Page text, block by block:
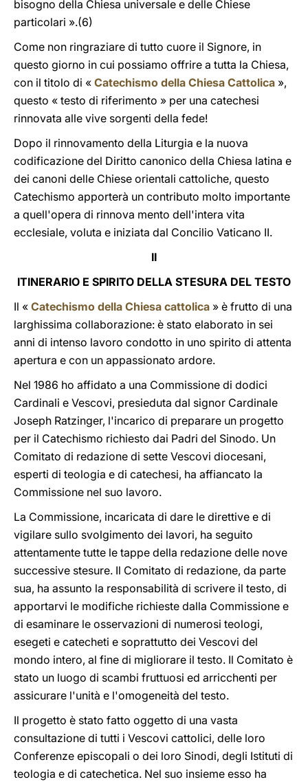
bisogno della Chiesa universale e delle Chiese
particolari ».(6)
Come non ringraziare di tutto cuore il Signore, in
questo giorno in cui possiamo offrire a tutta la Chiesa,
con il titolo di « Catechismo della Chiesa Cattolica »,
questo « testo di riferimento » per una catechesi
rinnovata alle vive sorgenti della fede!
Dopo il rinnovamento della Liturgia e la nuova
codificazione del Diritto canonico della Chiesa latina e
dei canoni delle Chiese orientali cattoliche, questo
Catechismo apporterà un contributo molto importante
a quell'opera di rinnova mento dell'intera vita
ecclesiale, voluta e iniziata dal Concilio Vaticano II.
II
ITINERARIO E SPIRITO DELLA STESURA DEL TESTO
Il « Catechismo della Chiesa cattolica » è frutto di una
larghissima collaborazione: è stato elaborato in sei
anni di intenso lavoro condotto in uno spirito di attenta
apertura e con un appassionato ardore.
Nel 1986 ho affidato a una Commissione di dodici
Cardinali e Vescovi, presieduta dal signor Cardinale
Joseph Ratzinger, l'incarico di preparare un progetto
per il Catechismo richiesto dai Padri del Sinodo. Un
Comitato di redazione di sette Vescovi diocesani,
esperti di teologia e di catechesi, ha affiancato la
Commissione nel suo lavoro.
La Commissione, incaricata di dare le direttive e di
vigilare sullo svolgimento dei lavori, ha seguito
attentamente tutte le tappe della redazione delle nove
successive stesure. Il Comitato di redazione, da parte
sua, ha assunto la responsabilità di scrivere il testo, di
apportarvi le modifiche richieste dalla Commissione e
di esaminare le osservazioni di numerosi teologi,
esegeti e catecheti e soprattutto dei Vescovi del
mondo intero, al fine di migliorare il testo. Il Comitato è
stato un luogo di scambi fruttuosi ed arricchenti per
assicurare l'unità e l'omogeneità del testo.
Il progetto è stato fatto oggetto di una vasta
consultazione di tutti i Vescovi cattolici, delle loro
Conferenze episcopali o dei loro Sinodi, degli Istituti di
teologia e di catechetica. Nel suo insieme esso ha